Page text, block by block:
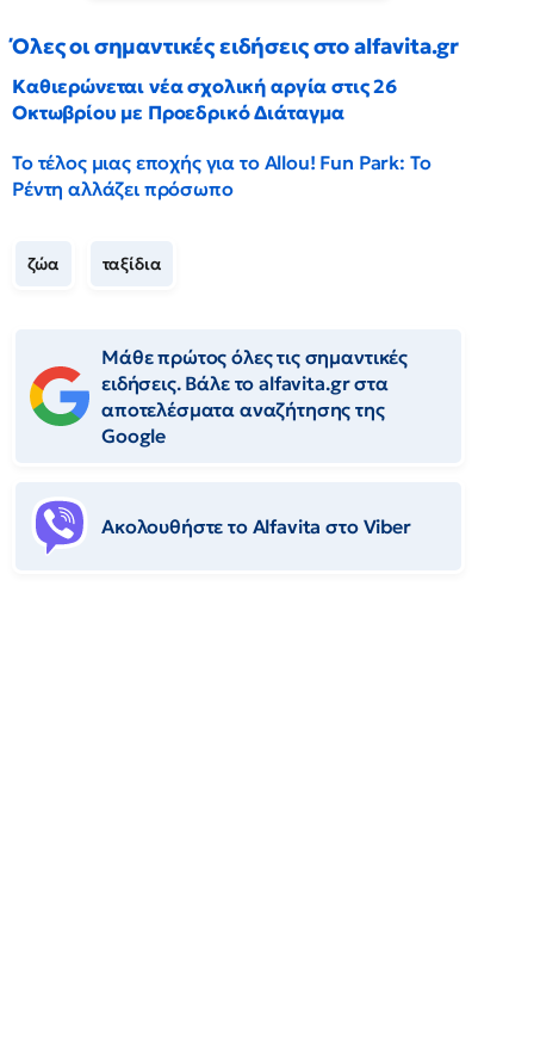
Όλες οι σημαντικές ειδήσεις στο alfavita.gr
Καθιερώνεται νέα σχολική αργία στις 26
Οκτωβρίου με Προεδρικό Διάταγμα
Το τέλος μιας εποχής για το Allou! Fun Park: Το
Ρέντη αλλάζει πρόσωπο
ζώα ταξίδια
Μάθε πρώτος όλες τις σημαντικές
ειδήσεις. Βάλε το alfavita.gr στα
αποτελέσματα αναζήτησης της
Google
Ακολουθήστε το Αlfavita στο Viber